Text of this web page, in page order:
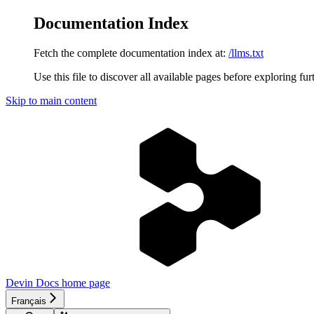
Documentation Index
Fetch the complete documentation index at: /llms.txt
Use this file to discover all available pages before exploring
Skip to main content
Devin Docs home page
Français